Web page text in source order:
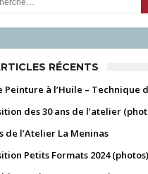
RÉCENTS
Peinture à l’Huile – Technique
des 30 ans de l’atelier
de l’Atelier La Meninas
Petits Formats 2024 (photos)